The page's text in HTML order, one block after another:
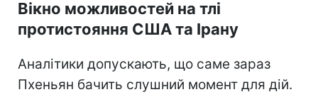
Вікно можливостей на тлі
протистояння США та Ірану
Аналітики допускають, що саме зараз
Пхеньян бачить слушний момент для дій.